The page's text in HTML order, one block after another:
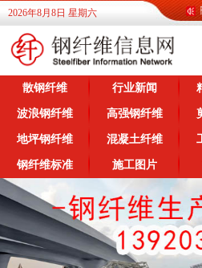
2026年8月8日 星期六
钢纤维信息网为广大客户提供各类钢纤
散钢纤维 行业新闻
波浪钢纤维 高强钢纤维
地坪钢纤维 混凝土纤维
钢纤维标准 施工图片